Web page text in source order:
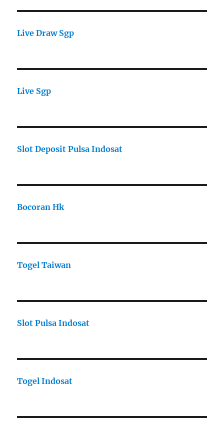
Live Draw Sgp
Live Sgp
Slot Deposit Pulsa Indosat
Bocoran Hk
Togel Taiwan
Slot Pulsa Indosat
Togel Indosat